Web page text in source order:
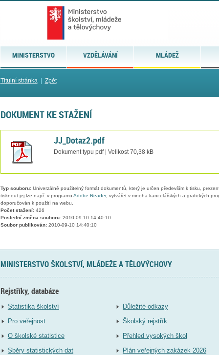
MINISTERSTVO VZDĚLÁVÁNÍ MLÁDEŽ
Titulní stránka| Zpět
DOKUMENT KE STAŽENÍ
JJ_Dotaz2.pdf
Dokument typu pdf | Velikost 70,38 kB
Typ souboru:Univerzálně použitelný formát dokumentů, který je určen především k tisku,
tisknout jej lze např. v programu Adobe Reader, vytvářet v mnoha kancelářských a grafických
doporučován k použití na webu.
Počet stažení:426
Poslední změna souboru:2010-09-10 14:40:10
Soubor publikován:2010-09-10 14:40:10
MINISTERSTVO ŠKOLSTVÍ, MLÁDEŽE A TĚLOVÝCHOVY
Rejstříky, databáze
Statistika školství
Pro veřejnost
O školské statistice
Sběry statistických dat
Důležité odkazy
Školský rejstřík
Přehled vysokých škol
Plán veřejných zakázek 2026